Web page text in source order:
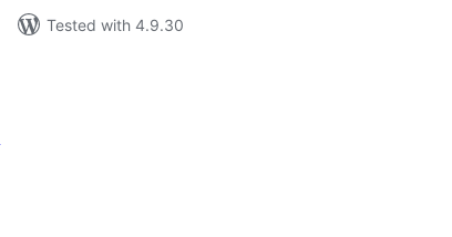
Tested with 4.9.30